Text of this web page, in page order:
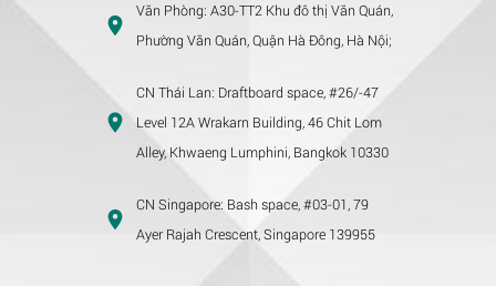
Văn Phòng: A30-TT2 Khu đô thị Văn Quán,
Phường Văn Quán, Quận Hà Đông, Hà Nội;
CN Thái Lan: Draftboard space, #26/-47
Level 12A Wrakarn Building, 46 Chit Lom
Alley, Khwaeng Lumphini, Bangkok 10330
CN Singapore: Bash space, #03-01, 79
Ayer Rajah Crescent, Singapore 139955